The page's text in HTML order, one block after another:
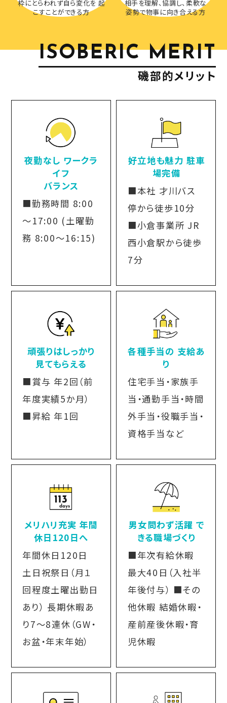
枠にとらわれず自ら変化を 起
こすことができる方
相手を理解、協調し、柔軟な
姿勢で物事に向き合える方
ISOBERIC MERIT
磯部的メリット
夜勤なし ワークラ
イフ
バランス
■勤務時間 8:00
～17:00 (土曜勤
務 8:00～16:15)
好立地も魅力 駐車
場完備
■本社 才川バス
停から徒歩10分
■小倉事業所 JR
西小倉駅から徒歩
7分
頑張りはしっかり
見てもらえる
■賞与 年2回（前
年度実績5か月）
■昇給 年1回
各種手当の 支給あ
り
住宅手当・家族手
当・通勤手当・時間
外手当・役職手当・
資格手当など
メリハリ充実 年間
休日120日へ
年間休日120日
土日祝祭日（月１
回程度土曜出勤日
あり） 長期休暇あ
り7～8連休（GW・
お盆・年末年始）
男女問わず活躍 で
きる職場づくり
■年次有給休暇
最大40日（入社半
年後付与） ■その
他休暇 結婚休暇・
産前産後休暇・育
児休暇